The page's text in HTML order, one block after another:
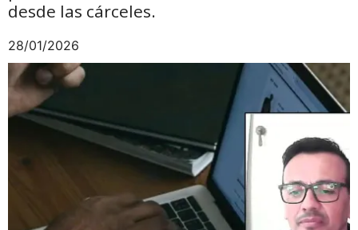
desde las cárceles.
28/01/2026